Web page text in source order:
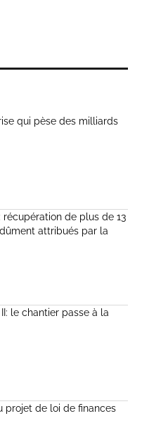
qui pèse des milliards
récupération de plus de 13
attribués par la
le chantier passe à la
projet de loi de finances